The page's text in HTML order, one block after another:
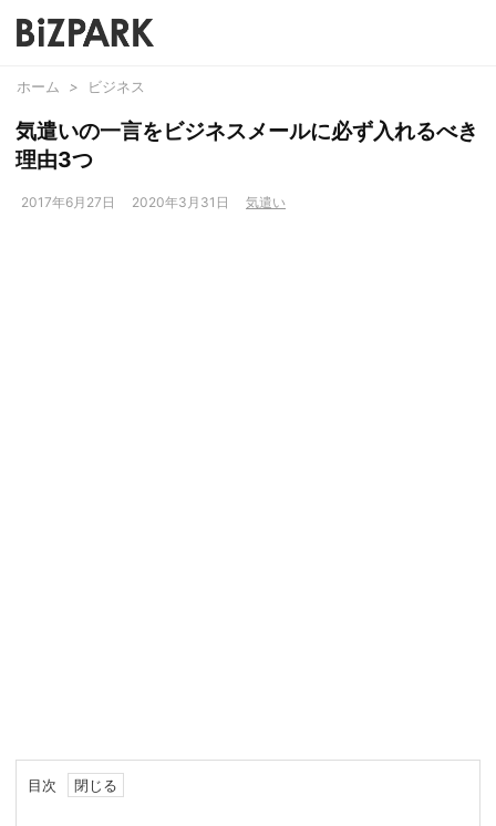
ホーム > ビジネス
気遣いの一言をビジネスメールに必ず入れるべき
理由3つ
2017年6月27日 2020年3月31日 気遣い
目次